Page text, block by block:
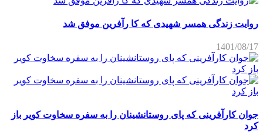
روایت زندگی همسر شهیدی که کا رآفرین موفق شد
1401/08/17
جوان کارآفرینی که پای روستانشینان را به سفره سخاوت کویر باز
کرد